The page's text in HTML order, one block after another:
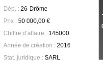
Dép. :26-Drôme
Prix :50 000,00 €
Chiffre d’affaire :145000
Année de création :2016
Stat. juridique :SARL